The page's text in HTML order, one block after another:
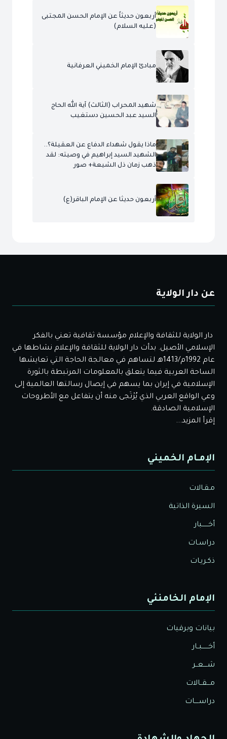
أربعون حديثاً عن الإمام الحسن المجتبى
(عليه السلام)
مبادئ الإمام الخميني العرفانية
شهيد المحراب (الثالث) آية الله الحاج
السيد عبد الحسين دستغيب
ماذا يقول شهداء الدفاع عن العقيلة؟..
الشهيد السيد إبراهيم في وصيته: لقد
ذهب زمان ذل الشيعة+ صور
أربعون حديثا عن الإمام الباقر(ع)
عن دار الولاية
دار الولاية للثقافة والإعلام مؤسسة ثقافية تعني بالفكر
الإسلامي الأصيل. بدأت دار الولاية للثقافة والإعلام نشاطها في
عام 1992م/1413هـ لتساهم في معالجة الحاجة التي تعايشها
الساحة العربية فيما يتعلق بالمعلومات المرتبطة بالثورة
الإسلامية في إيران بما يسهم في إيصال رسالتها العالمية إلى
وعي الواقع العربي الذي يُرْتَجى منه أن يتفاعل مع الأطروحات
الإسلامية الصادقة.
إقرأ المزيد...
الإمـام الخميني
مـقـالات
السيرة الذاتية
أخــــــبار
دراسـات
ذكـريـات
الإمام الخامنئي
بيانات وبرقيات
أخــــــبــار
شــــعــر
مـــقــالات
دراســــات